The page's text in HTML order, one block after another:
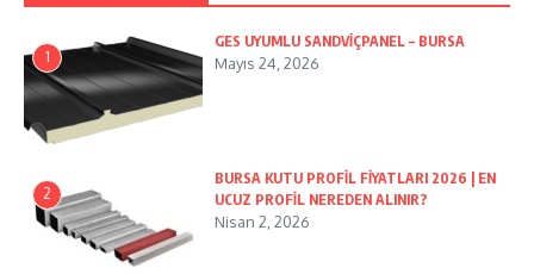
1
GES UYUMLU SANDVİÇPANEL – BURSA
Mayıs 24, 2026
2
BURSA KUTU PROFİL FİYATLARI 2026 | EN
UCUZ PROFİL NEREDEN ALINIR?
Nisan 2, 2026